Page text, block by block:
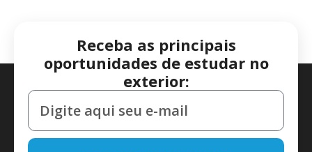
Receba as principais
oportunidades de estudar no
exterior: